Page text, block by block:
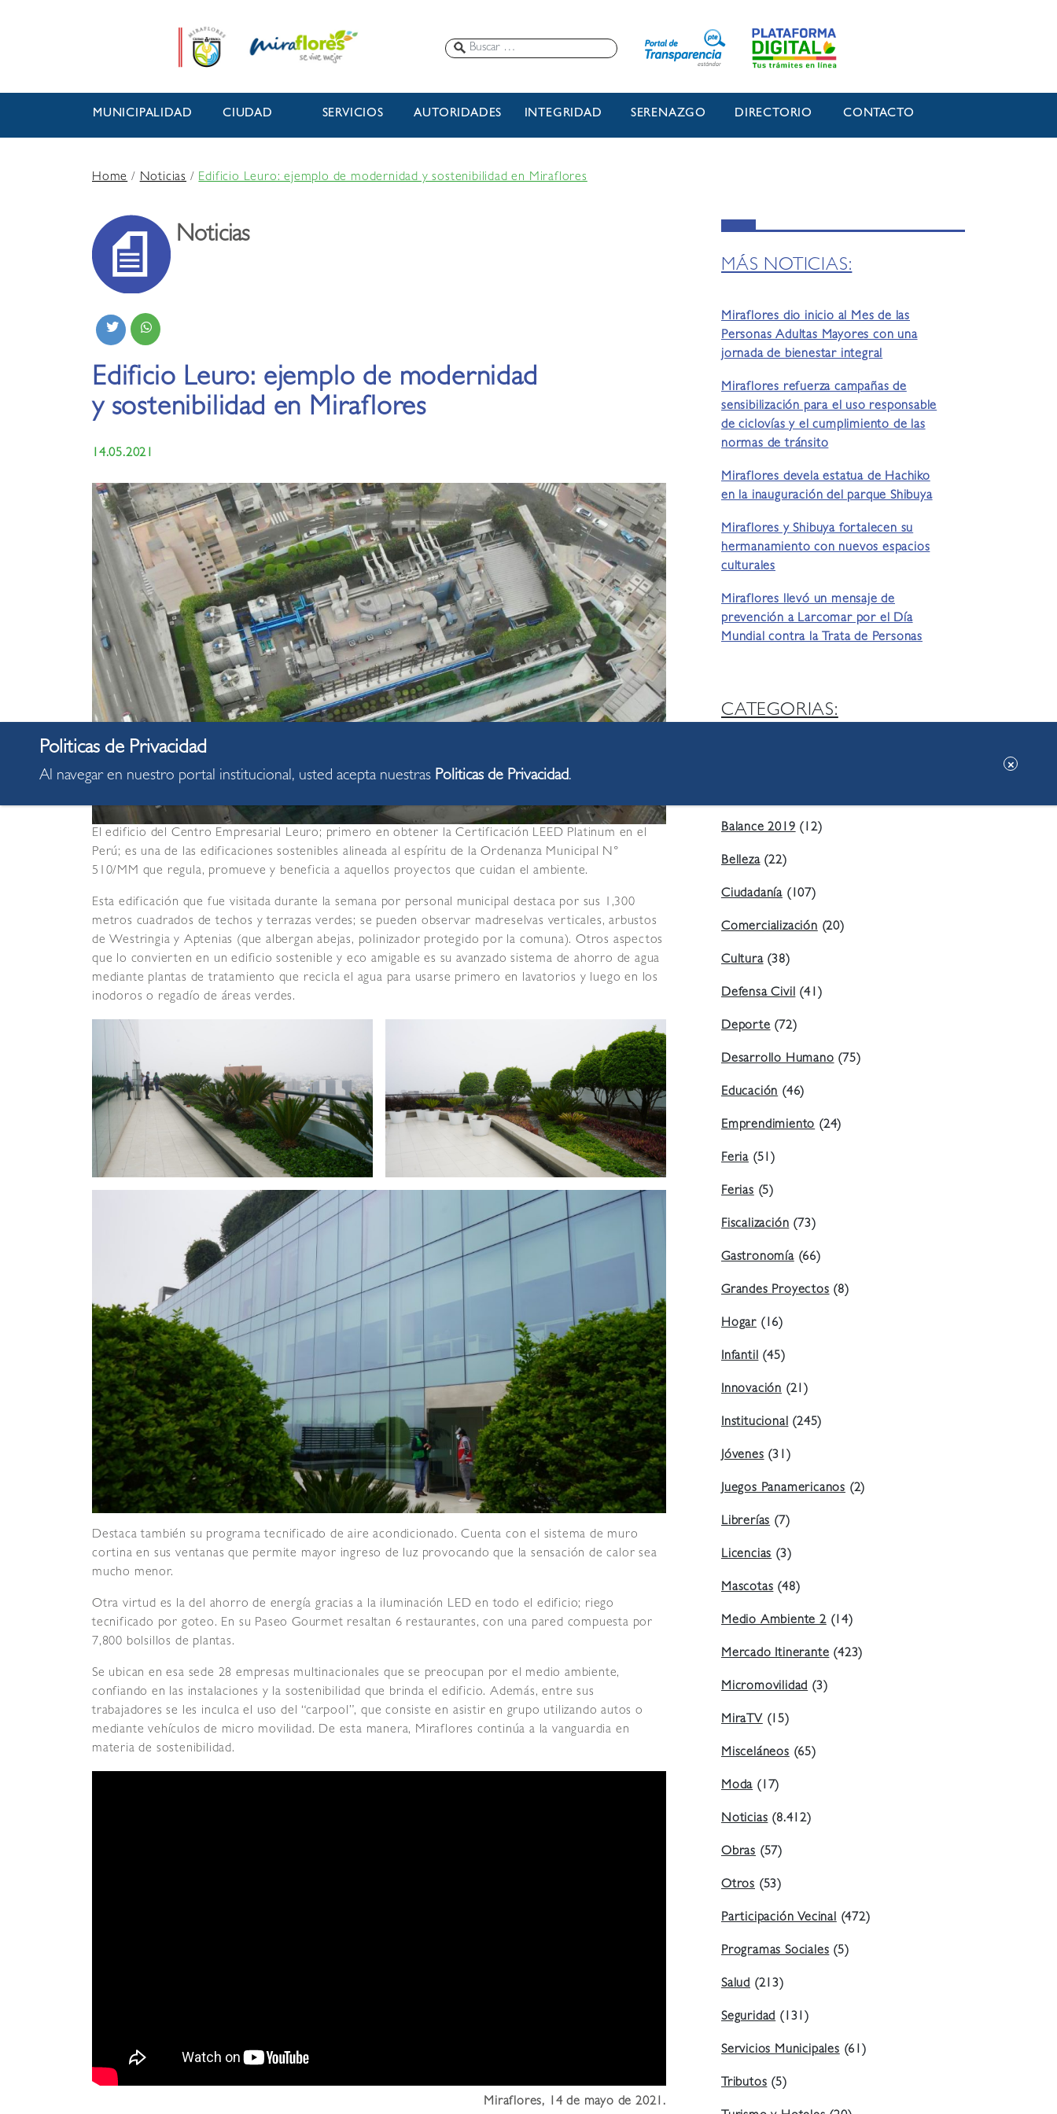
MUNICIPALIDAD CIUDAD SERVICIOS AUTORIDADES INTEGRIDAD SERENAZGO DIRECTORIO CONTACTO
Home/Noticias /Edificio Leuro: ejemplo de modernidad y sostenibilidad en Miraflores
Noticias
Edificio Leuro: ejemplo de modernidad
y sostenibilidad en Miraflores
14.05.2021
El edificio del Centro Empresarial Leuro; primero en obtener la Certificación LEED Platinum en el
Perú; es una de las edificaciones sostenibles alineada al espíritu de la Ordenanza Municipal N°
510/MM que regula, promueve y beneficia a aquellos proyectos que cuidan el ambiente.
Esta edificación que fue visitada durante la semana por personal municipal destaca por sus 1,300
metros cuadrados de techos y terrazas verdes; se pueden observar madreselvas verticales, arbustos
de Westringia y Aptenias (que albergan abejas, polinizador protegido por la comuna). Otros aspectos
que lo convierten en un edificio sostenible y eco amigable es su avanzado sistema de ahorro de agua
mediante plantas de tratamiento que recicla el agua para usarse primero en lavatorios y luego en los
inodoros o regadío de áreas verdes.
Destaca también su programa tecnificado de aire acondicionado. Cuenta con el sistema de muro
cortina en sus ventanas que permite mayor ingreso de luz provocando que la sensación de calor sea
mucho menor.
Otra virtud es la del ahorro de energía gracias a la iluminación LED en todo el edificio; riego
tecnificado por goteo. En su Paseo Gourmet resaltan 6 restaurantes, con una pared compuesta por
7,800 bolsillos de plantas.
Se ubican en esa sede 28 empresas multinacionales que se preocupan por el medio ambiente,
confiando en las instalaciones y la sostenibilidad que brinda el edificio. Además, entre sus
trabajadores se les inculca el uso del “carpool”, que consiste en asistir en grupo utilizando autos o
mediante vehículos de micro movilidad. De esta manera, Miraflores continúa a la vanguardia en
materia de sostenibilidad.
Miraflores, 14 de mayo de 2021.
MÁS NOTICIAS:
Miraflores dio inicio al Mes de las
Personas Adultas Mayores con una
jornada de bienestar integral
Miraflores refuerza campañas de
sensibilización para el uso responsable
de ciclovías y el cumplimiento de las
normas de tránsito
Miraflores devela estatua de Hachiko
en la inauguración del parque Shibuya
Miraflores y Shibuya fortalecen su
hermanamiento con nuevos espacios
culturales
Miraflores llevó un mensaje de
prevención a Larcomar por el Día
Mundial contra la Trata de Personas
CATEGORIAS:
Balance 2019(12)
Belleza(22)
Ciudadanía (107)
Comercialización(20)
Cultura(38)
Defensa Civil(41)
Deporte(72)
Desarrollo Humano(75)
Educación(46)
Emprendimiento(24)
Feria (51)
Ferias(5)
Fiscalización(73)
Gastronomía(66)
Grandes Proyectos(8)
Hogar (16)
Infantil(45)
Innovación (21)
Institucional(245)
Jóvenes(31)
Juegos Panamericanos (2)
Librerías(7)
Licencias(3)
Mascotas(48)
Medio Ambiente 2(14)
Mercado Itinerante(423)
Micromovilidad(3)
MiraTV(15)
Misceláneos(65)
Moda(17)
Noticias(8.412)
Obras (57)
Otros (53)
Participación Vecinal(472)
Programas Sociales(5)
Salud (213)
Seguridad(131)
Servicios Municipales(61)
Tributos(5)
Al navegar en nuestro portal institucional, usted acepta nuestras Politicas de Privacidad.